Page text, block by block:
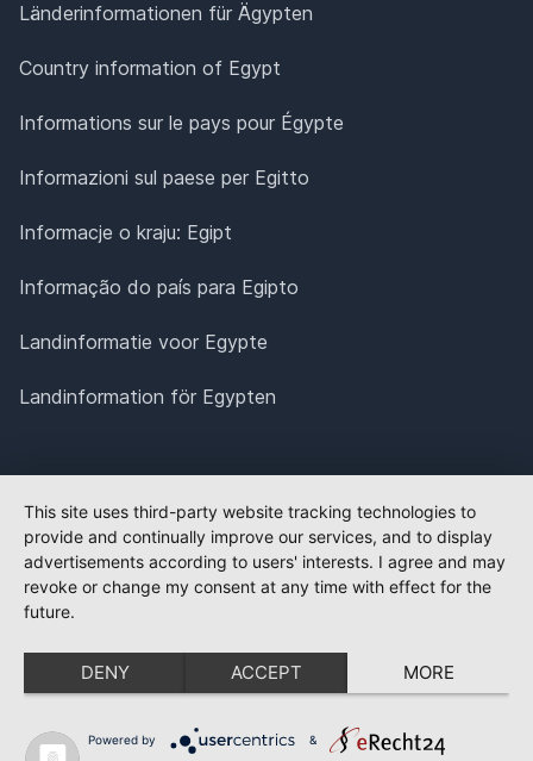
Länderinformationen für Ägypten
Country information of Egypt
Informations sur le pays pour Égypte
Informazioni sul paese per Egitto
Informacje o kraju: Egipt
Informação do país para Egipto
Landinformatie voor Egypte
Landinformation för Egypten
This site uses third-party website tracking technologies to
provide and continually improve our services, and to display
advertisements according to users' interests. I agree and may
revoke or change my consent at any time with effect for the
future.
DENY ACCEPT MORE
Powered by &